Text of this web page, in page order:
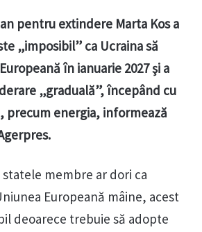
pentru extindere Marta Kos a
„imposibil” ca Ucraina să
în ianuarie 2027 şi a
„graduală”, începând cu
precum energia, informează
membre ar dori ca
Europeană mâine, acest
deoarece trebuie să adopte